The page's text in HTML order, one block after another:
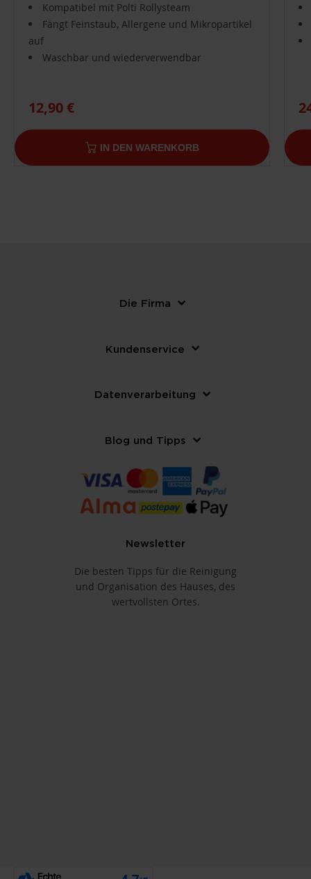
Kompatibel mit Polti Rollysteam
Fängt Feinstaub, Allergene und Mikropartikel
auf
Waschbar und wiederverwendbar
12,90 €
IN DEN WARENKORB
Die Firma
Kundenservice
Datenverarbeitung
Blog und Tipps
Newsletter
Die besten Tipps für die Reinigung
und Organisation des Hauses, des
wertvollsten Ortes.